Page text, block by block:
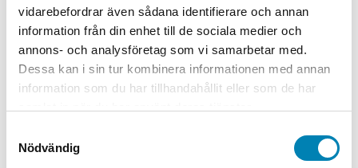
vidarebefordrar även sådana identifierare och annan
information från din enhet till de sociala medier och
annons- och analysföretag som vi samarbetar med.
Dessa kan i sin tur kombinera informationen med annan
information som du har tillhandahållit eller som de har
Nödvändig
Kassarulle Thermo Bisfenolfri 57mm
x 50m Ø64mm 48g
119,00 kr 95,20 kr ink. moms ex. moms
Lägg till i
Butiksmaterial
Gatuställ Mäklarställ vit A3L